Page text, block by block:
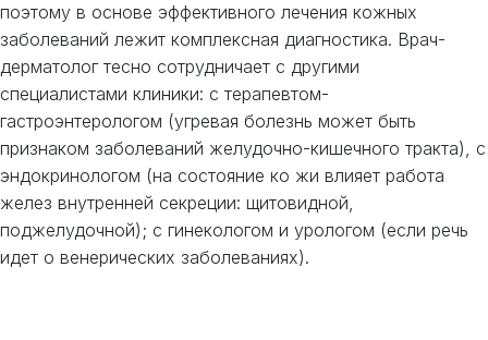
поэтому в основе эффективного лечения кожных
заболеваний лежит комплексная диагностика. Врач-
дерматолог тесно сотрудничает с другими
специалистами клиники: с терапевтом-
гастроэнтерологом (угревая болезнь может быть
признаком заболеваний желудочно-кишечного тракта), с
эндокринологом (на состояние ко жи влияет работа
желез внутренней секреции: щитовидной,
поджелудочной); с гинекологом и урологом (если речь
идет о венерических заболеваниях).